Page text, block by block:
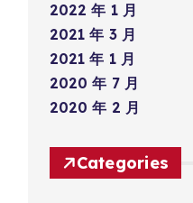
2022 年 1 月
2021 年 3 月
2021 年 1 月
2020 年 7 月
2020 年 2 月
Categories